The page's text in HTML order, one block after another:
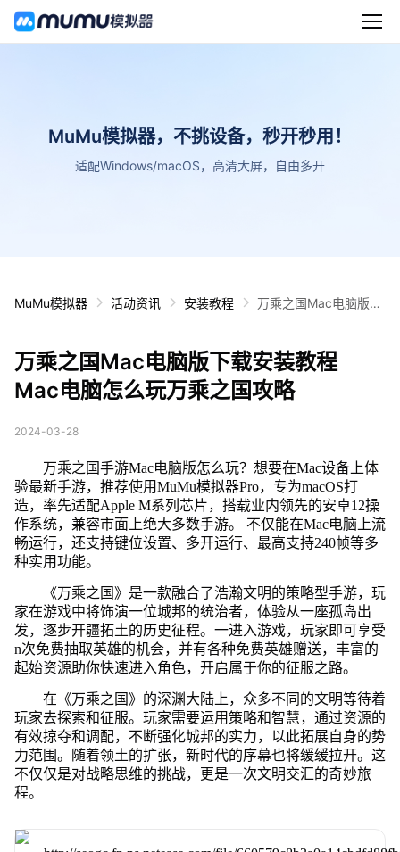
MuMu模拟器，不挑设备，秒开秒用！
适配Windows/macOS，高清大屏，自由多开
MuMu模拟器 活动资讯 安装教程
万乘之国Mac电脑版下
万乘之国Mac电脑版下载安装教程
Mac电脑怎么玩万乘之国攻略
2024-03-28
万乘之国手游Mac电脑版怎么玩？想要在Mac设备上体
验最新手游，推荐使用MuMu模拟器Pro，专为macOS打
造，率先适配Apple M系列芯片，搭载业内领先的安卓12操
作系统，兼容市面上绝大多数手游。 不仅能在Mac电脑上流
畅运行，还支持键位设置、多开运行、最高支持240帧等多
种实用功能。
《万乘之国》是一款融合了浩瀚文明的策略型手游，玩
家在游戏中将饰演一位城邦的统治者，体验从一座孤岛出
发，逐步开疆拓土的历史征程。一进入游戏，玩家即可享受
n次免费抽取英雄的机会，并有各种免费英雄赠送，丰富的
起始资源助你快速进入角色，开启属于你的征服之路。
在《万乘之国》的深渊大陆上，众多不同的文明等待着
玩家去探索和征服。玩家需要运用策略和智慧，通过资源的
有效掠夺和调配，不断强化城邦的实力，以此拓展自身的势
力范围。随着领土的扩张，新时代的序幕也将缓缓拉开。这
不仅仅是对战略思维的挑战，更是一次文明交汇的奇妙旅
程。